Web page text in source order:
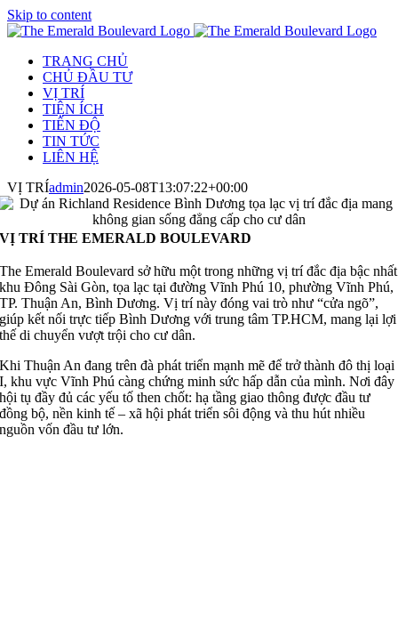
Skip to content
TRANG CHỦ
CHỦ ĐẦU TƯ
VỊ TRÍ
TIỆN ÍCH
TIẾN ĐỘ
TIN TỨC
LIÊN HỆ
VỊ TRÍadmin2026-05-08T13:07:22+00:00
VỊ TRÍ THE EMERALD BOULEVARD
The Emerald Boulevard sở hữu một trong những vị trí đắc địa bậc nhất
khu Đông Sài Gòn, tọa lạc tại đường Vĩnh Phú 10, phường Vĩnh Phú,
TP. Thuận An, Bình Dương. Vị trí này đóng vai trò như “cửa ngõ”,
giúp kết nối trực tiếp Bình Dương với trung tâm TP.HCM, mang lại lợi
thế di chuyển vượt trội cho cư dân.
Khi Thuận An đang trên đà phát triển mạnh mẽ để trở thành đô thị loại
I, khu vực Vĩnh Phú càng chứng minh sức hấp dẫn của mình. Nơi đây
hội tụ đầy đủ các yếu tố then chốt: hạ tầng giao thông được đầu tư
đồng bộ, nền kinh tế – xã hội phát triển sôi động và thu hút nhiều
nguồn vốn đầu tư lớn.